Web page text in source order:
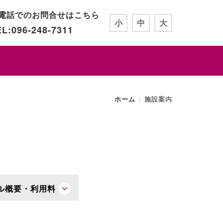
話でのお問合せはこちら
248-7311
小 中 大
ホーム 施設案内
概要・利用料